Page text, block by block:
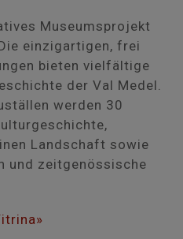
Museumsprojekt
einzigartigen, frei
bieten vielfältige
der Val Medel.
werden 30
Landschaft sowie
und zeitgenössische